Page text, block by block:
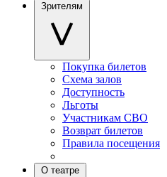
Зрителям
Покупка билетов
Схема залов
Доступность
Льготы
Участникам СВО
Возврат билетов
Правила посещения
О театре